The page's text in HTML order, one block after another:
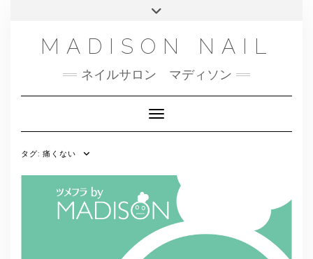
NAILBOOK(ご予約はこちら）
FACEBOOK
メール
MADISON NAIL
ネイルサロン マディソン
Toggle Navigation
タグ: 痛くない